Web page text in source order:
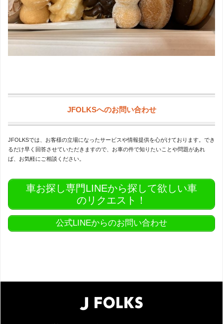
JFOLKSへのお問い合わせ
JFOLKSでは、お客様の立場になったサービスや情報提供を心がけております。でき
るだけ早く回答させていただきますので、お車の件で知りたいことや問題があれ
ば、お気軽にご相談ください。
車お探し専門LINEから探して欲しい車
のリクエスト！
公式LINEからのお問い合わせ